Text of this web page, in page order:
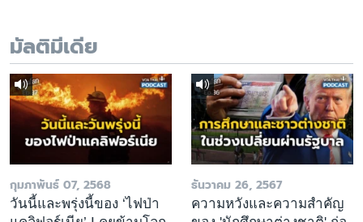
เลือกภาษา
มัลติมีเดีย
กุมภาพันธ์ 07, 2568
วันนี้และพรุ่งนี้ของ ‘ไฟป่า
ธันวาคม 26, 2567
ความหวังและความสำคัญ